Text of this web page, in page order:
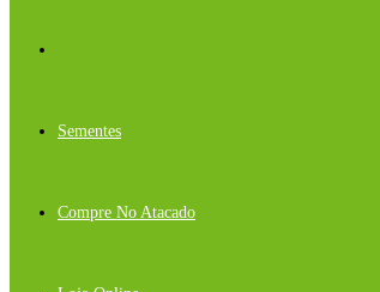
Sementes
Compre No Atacado